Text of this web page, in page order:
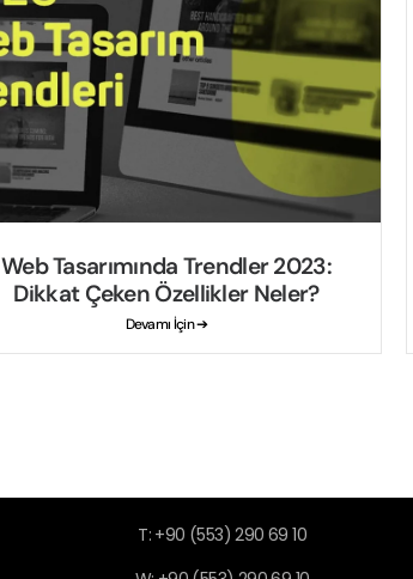
Web Tasarımında Trendler 2023:
Dikkat Çeken Özellikler Neler?
Devamı İçin ➔
T: +90 (553) 290 69 10